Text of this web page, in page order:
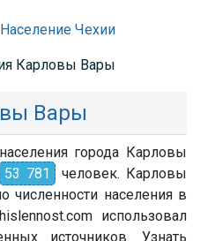
Население Чехии
Карловы Вары
Вары
города Карловы
53 781
человек. Карловы
численности населения в
использовал
источников. Узнать